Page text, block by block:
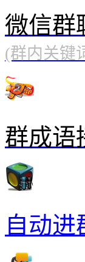
微信群
(群内关键
群成语
自动进